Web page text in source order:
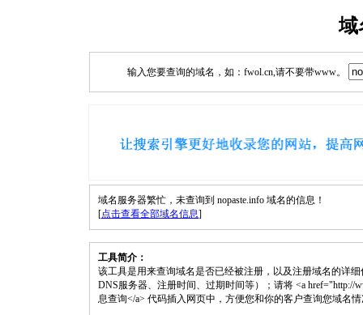
域
输入您要查询的域名，如：fwol.cn,请不要带www。
域名服务器繁忙，未查询到 nopaste.info 域名的信息！
[点击查看全部域名信息]
工具简介：
该工具是用来查询域名是否已经被注册，以及注册域名的详
DNS服务器、注册时间、过期时间等）；请将 <a href="http://
息查询</a> 代码插入网页中，方便您和你的客户查询您域名